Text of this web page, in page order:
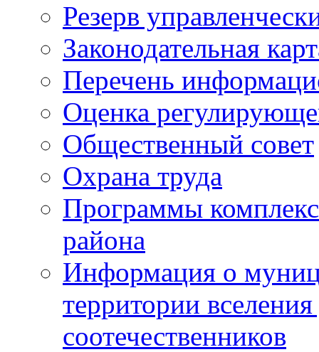
Резерв
Законодательная
Перечень
Оценка
Общественный совет
Охрана труда
Программы
района
Информация о
территории
соотечественников